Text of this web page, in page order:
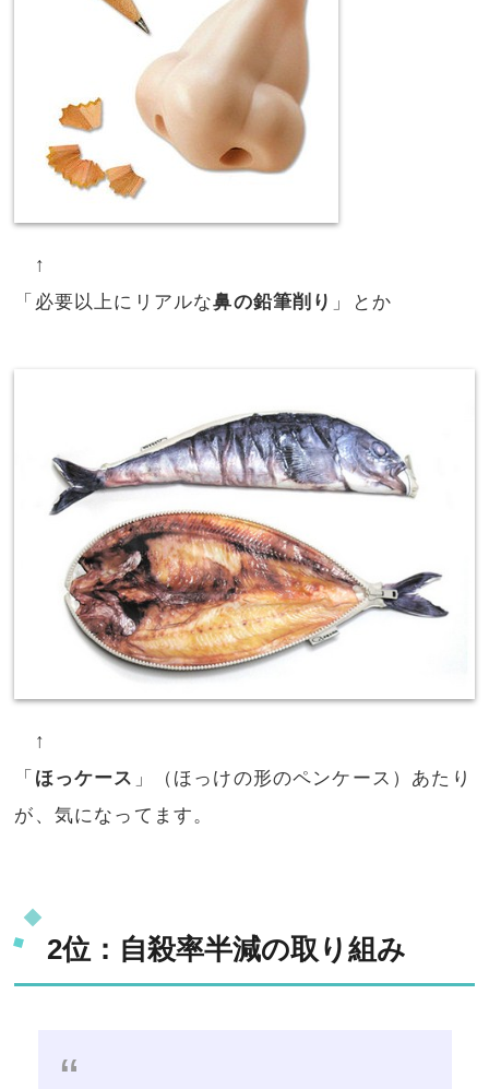
↑
「必要以上にリアルな鼻の鉛筆削り 」とか
↑
「 ほっケース 」（ほっけの形のペンケース）あたり
が、気になってます。
2位：自殺率半減の取り組み